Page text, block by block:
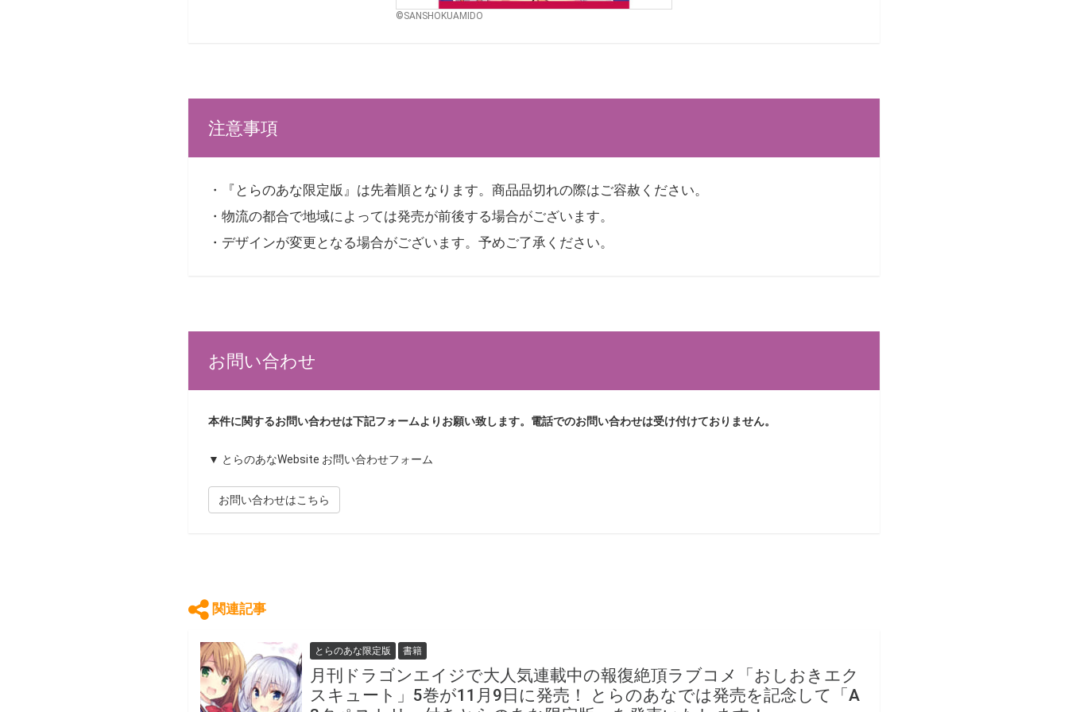
©SANSHOKUAMIDO
注意事項
・『とらのあな限定版』は先着順となります。商品品切れの際はご容赦ください。
・物流の都合で地域によっては発売が前後する場合がございます。
・デザインが変更となる場合がございます。予めご了承ください。
お問い合わせ
本件に関するお問い合わせは下記フォームよりお願い致します。電話でのお問い合わせは受け付けておりません。
▼ とらのあなWebsite お問い合わせフォーム
お問い合わせはこちら
関連記事
とらのあな限定版 書籍
月刊ドラゴンエイジで大人気連載中の報復絶頂ラブコメ「おしおきエク
スキュート」5巻が11月9日に発売！ とらのあなでは発売を記念して「A